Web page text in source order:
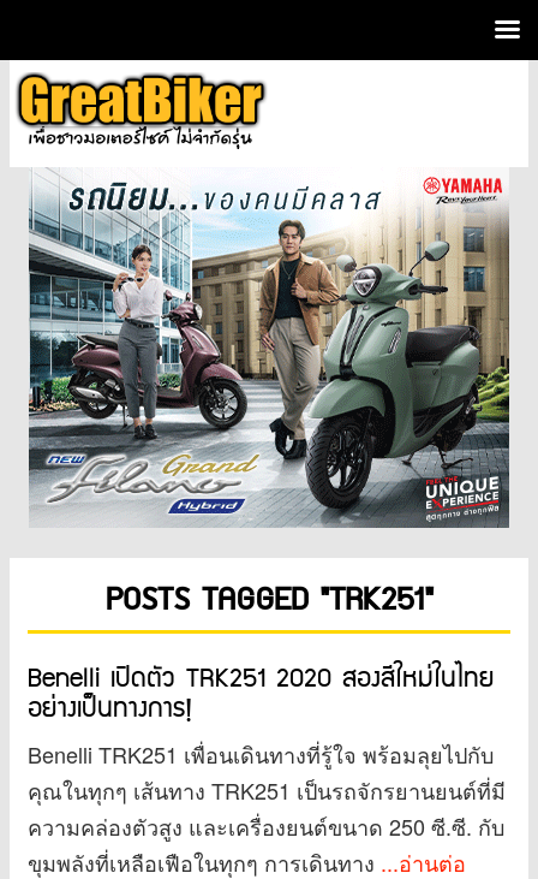
POSTS TAGGED "TRK251"
Benelli เปิดตัว TRK251 2020 สองสีใหม่ในไทย
อย่างเป็นทางการ!
Benelli TRK251 เพื่อนเดินทางที่รู้ใจ พร้อมลุยไปกับ
คุณในทุกๆ เส้นทาง TRK251 เป็นรถจักรยานยนต์ที่มี
ความคล่องตัวสูง และเครื่องยนต์ขนาด 250 ซี.ซี. กับ
ขุมพลังที่เหลือเฟือในทุกๆ การเดินทาง ...อ่านต่อ